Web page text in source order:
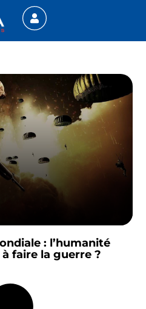
: l’humanité
faire la guerre ?